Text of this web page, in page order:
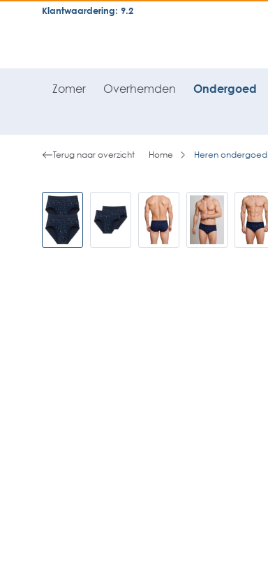
general.skipToNavigation
Klantwaardering: 9.2
Zomer Overhemden Ondergoed
Terug naar overzicht Home Heren ondergoed